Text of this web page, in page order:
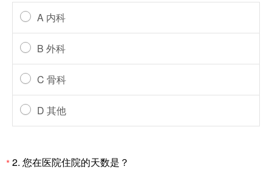
A 内科
B 外科
C 骨科
D 其他
*2. 您在医院住院的天数是？